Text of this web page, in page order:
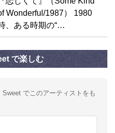
Wonderful/1987） 1980
、ある時期の“…
で楽しむ
でこのアーティストをも